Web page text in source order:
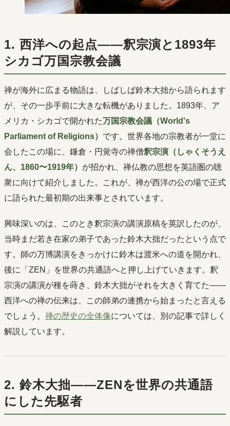
1. 西洋への起点――釈宗演と1893年
シカゴ万国宗教会議
禅が海外に広まる物語は、しばしば鈴木大拙から語られます
が、その一歩手前に大きな転機がありました。1893年、ア
メリカ・シカゴで開かれた万国宗教会議（World's
Parliament of Religions） です。世界各地の宗教者が一堂に
会したこの場に、鎌倉・円覚寺の禅僧釈宗演（しゃくそうえ
ん、1860〜1919年） が招かれ、禅仏教の思想を英語圏の聴
衆に向けて紹介しました。これが、禅が西洋の公の場で正式
に語られた最初期の出来事とされています。
興味深いのは、このとき釈宗演の講演原稿を英訳したのが、
当時まだ若き在家の弟子であった鈴木大拙だったという点で
す。師の万博講演をきっかけに鈴木は渡米への道を開かれ、
後に「ZEN」を世界の共通語へと押し上げていきます。釈
宗演の講演が種を蒔き、鈴木大拙がそれを大きく育てた――
西洋への禅の伝来は、この師弟の連携から始まったと言える
でしょう。 禅の歴史の全体像については、別の記事で詳しく
解説しています。
2. 鈴木大拙――ZENを世界の共通語
にした先駆者